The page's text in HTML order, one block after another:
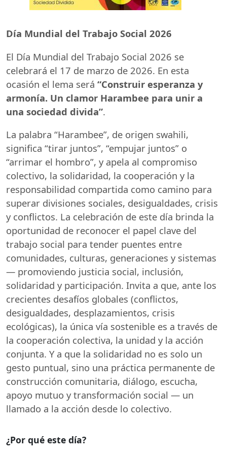
Día Mundial del Trabajo Social 2026
El Día Mundial del Trabajo Social 2026 se
celebrará el 17 de marzo de 2026. En esta
ocasión el lema será “Construir esperanza y
armonía. Un clamor Harambee para unir a
una sociedad divida”.
La palabra “Harambee”, de origen swahili,
significa “tirar juntos”, “empujar juntos” o
“arrimar el hombro”, y apela al compromiso
colectivo, la solidaridad, la cooperación y la
responsabilidad compartida como camino para
superar divisiones sociales, desigualdades, crisis
y conflictos. La celebración de este día brinda la
oportunidad de reconocer el papel clave del
trabajo social para tender puentes entre
comunidades, culturas, generaciones y sistemas
— promoviendo justicia social, inclusión,
solidaridad y participación. Invita a que, ante los
crecientes desafíos globales (conflictos,
desigualdades, desplazamientos, crisis
ecológicas), la única vía sostenible es a través de
la cooperación colectiva, la unidad y la acción
conjunta. Y a que la solidaridad no es solo un
gesto puntual, sino una práctica permanente de
construcción comunitaria, diálogo, escucha,
apoyo mutuo y transformación social — un
llamado a la acción desde lo colectivo.
¿Por qué este día?